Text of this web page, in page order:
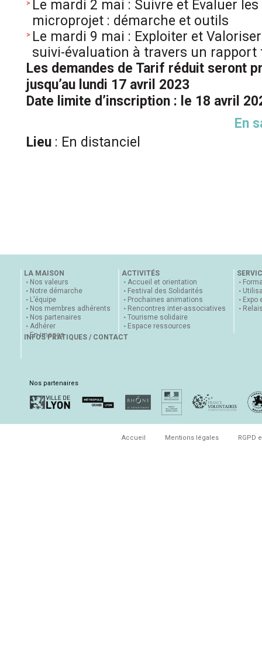
Le mardi 2 mai : Suivre et Évaluer
microprojet : démarche et outils
Le mardi 9 mai : Exploiter et
suivi-évaluation à travers un rapport
Les demandes de Tarif réduit seront
jusqu’au lundi 17 avril 2023
Date limite d’inscription : le 18 avril
En
Lieu : En distanciel
LA MAISON
Nos valeurs
Notre démarche
L’équipe
Nos membres adhérents
Nos partenaires
Adhérer
En images
ACTIVITÉS
Accueil et orientation
Festival des Solidarités
Prochaines animations
Rencontres inter-associatives
Tourisme solidaire
Espace ressources
Expo
INFOS PRATIQUES / CONTACT
Nos partenaires
Accueil Mentions légales RGPD